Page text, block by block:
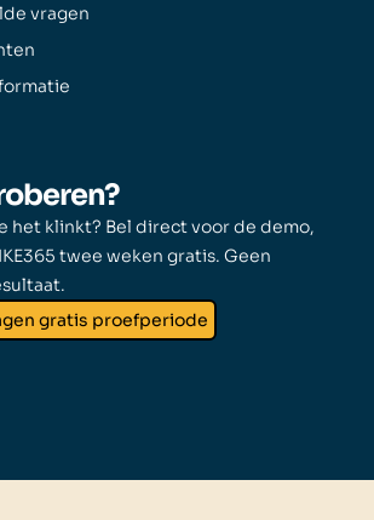
vragen
het klinkt? Bel direct voor de demo,
twee weken gratis. Geen
gratis proefperiode